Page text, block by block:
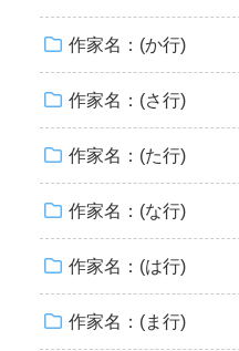
作家名：(か行)
作家名：(さ行)
作家名：(た行)
作家名：(な行)
作家名：(は行)
作家名：(ま行)